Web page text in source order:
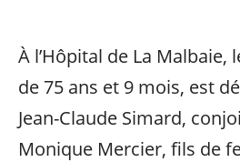
À l’Hôpital de La Malbaie,
de 75 ans et 9 mois, est
Jean-Claude Simard,
Monique Mercier, fils de